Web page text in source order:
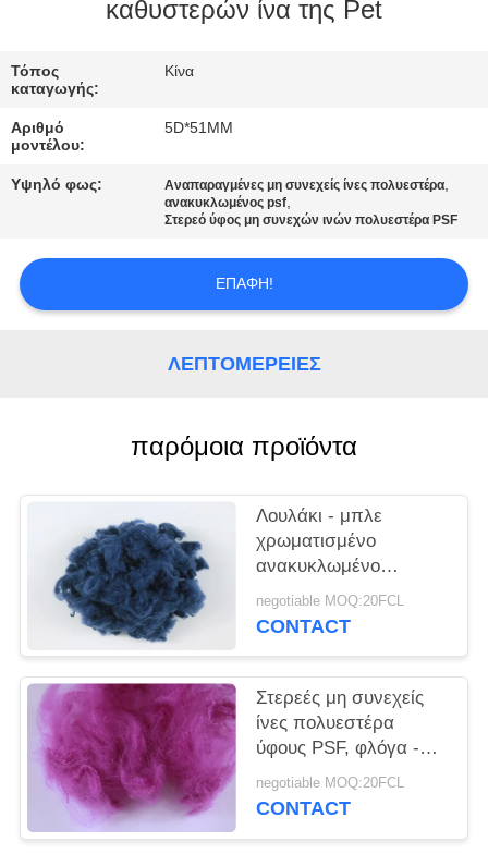
ΈΛΕΓΧΟΣ
ΜΑΣ
ΕΛΆΤΕ
ΕΠΑΦΉ
ΜΕ
ΠΕΡΙΠΤΏΣΕΙΣ
SITEMAP
PRIVACY
POLICY
καθυστερών ίνα της Pet
Τόπος
καταγωγής:
Κίνα
Αριθμό
μοντέλου:
5D*51MM
Υψηλό φως: Αναπαραγμένες μη συνεχείς ίνες πολυεστέρα,
ανακυκλωμένος psf,
Στερεό ύφος μη συνεχών ινών πολυεστέρα PSF
ΕΠΑΦΉ!
ΛΕΠΤΟΜΈΡΕΙΕΣ
παρόμοια προϊόντα
Λουλάκι - μπλε
χρωματισμένο
ανακυκλωμένο
γδάρσιμο μη συνεχών
ινών πολυεστέρα -
negotiable MOQ:20FCL
CONTACT
Στερεές μη συνεχείς
ίνες πολυεστέρα
ύφους PSF, φλόγα -
ανακυκλωμένη
καθυστερών ίνα της
negotiable MOQ:20FCL
CONTACT